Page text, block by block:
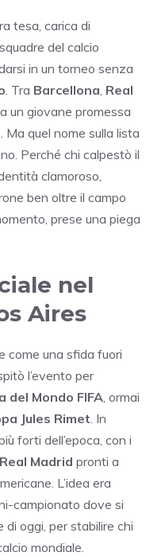
tesa, carica di
del calcio
in un torneo senza
. Tra Barcellona Real
un giovane promessa
. Ma quel nome sulla lista
Perché chi calpestò il
clamoroso,
ben oltre il campo
prese una piega
nel
Aires
come una sfida fuori
l’evento per
del Mondo FIFA , ormai
Jules Rimet . In
forti dell’epoca, con i
Real Madrid pronti a
L’idea era
campionato dove si
oggi, per stabilire chi
mondiale.